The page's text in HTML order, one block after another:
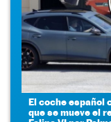
El coche español
que se mueve el